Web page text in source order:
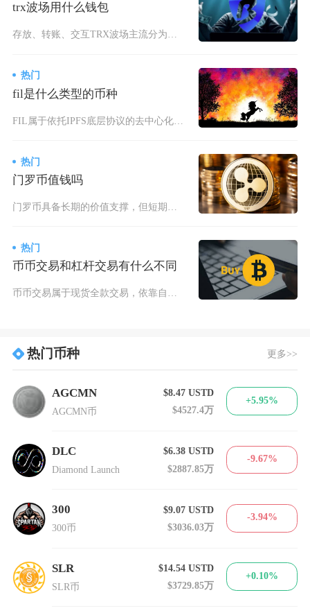
trx波场用什么钱包
存放、转账、交互TRX波场主流分为四类钱包，分别是TronLink波宝钱包、TokenPo
热门
fil是什么类型的币种
FIL属于依托IPFS底层协议的去中心化存储类公用型功能代币，同时归属于DePIN赛道实体
热门
门罗币值钱吗
热门
币币交易和杠杆交易有什么不同
热门币种 更多>>
AGCMN
AGCMN币
$8.47USTD
$4527.4万
+5.95%
DLC
Diamond Launch
$6.38USTD
$2887.85万
-9.67%
300
300币
$9.07USTD
$3036.03万
-3.94%
SLR
SLR币
$14.54USTD
$3729.85万
+0.10%